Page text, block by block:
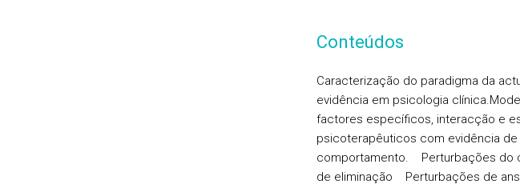
Conteúdos
Caracterização do paradigma da
evidência em psicologia clínica.
factores específicos, interacção e
psicoterapêuticos com evidência de
comportamento.
Perturbações do
de eliminação
Perturbações de